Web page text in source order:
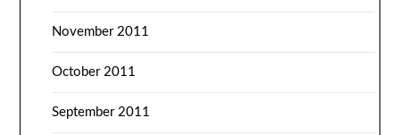
November 2011
October 2011
September 2011